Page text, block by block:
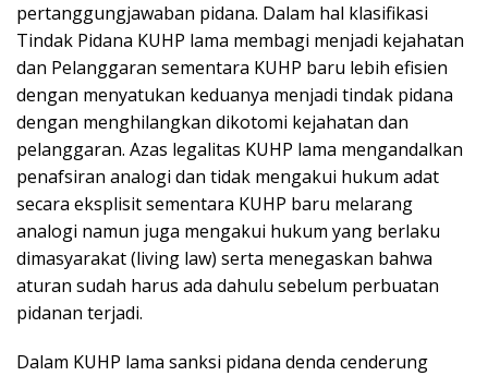
pertanggungjawaban pidana. Dalam hal klasifikasi
Tindak Pidana KUHP lama membagi menjadi kejahatan
dan Pelanggaran sementara KUHP baru lebih efisien
dengan menyatukan keduanya menjadi tindak pidana
dengan menghilangkan dikotomi kejahatan dan
pelanggaran. Azas legalitas KUHP lama mengandalkan
penafsiran analogi dan tidak mengakui hukum adat
secara eksplisit sementara KUHP baru melarang
analogi namun juga mengakui hukum yang berlaku
dimasyarakat (living law) serta menegaskan bahwa
aturan sudah harus ada dahulu sebelum perbuatan
pidanan terjadi.
Dalam KUHP lama sanksi pidana denda cenderung